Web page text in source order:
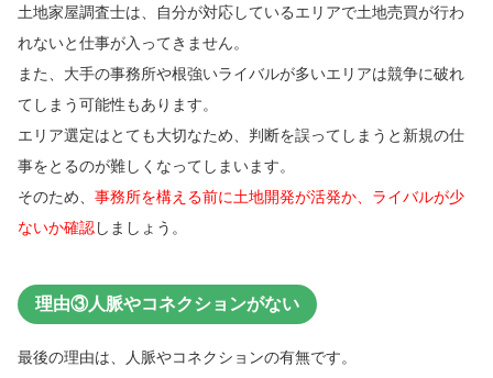
土地家屋調査士は、自分が対応しているエリアで土地売買が行わ
れないと仕事が入ってきません。
また、大手の事務所や根強いライバルが多いエリアは競争に破れ
てしまう可能性もあります。
エリア選定はとても大切なため、判断を誤ってしまうと新規の仕
事をとるのが難しくなってしまいます。
そのため、 事務所を構える前に土地開発が活発か、ライバルが少
ないか確認しましょう。
理由③人脈やコネクションがない
最後の理由は、人脈やコネクションの有無です。